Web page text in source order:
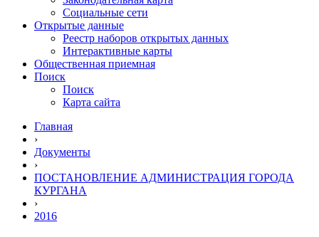
Социальные сети
Открытые данные
Реестр наборов открытых данных
Интерактивные карты
Общественная приемная
Поиск
Поиск
Карта сайта
Главная
›
Документы
›
ПОСТАНОВЛЕНИЕ АДМИНИСТРАЦИЯ ГОРОДА
КУРГАНА
›
2016